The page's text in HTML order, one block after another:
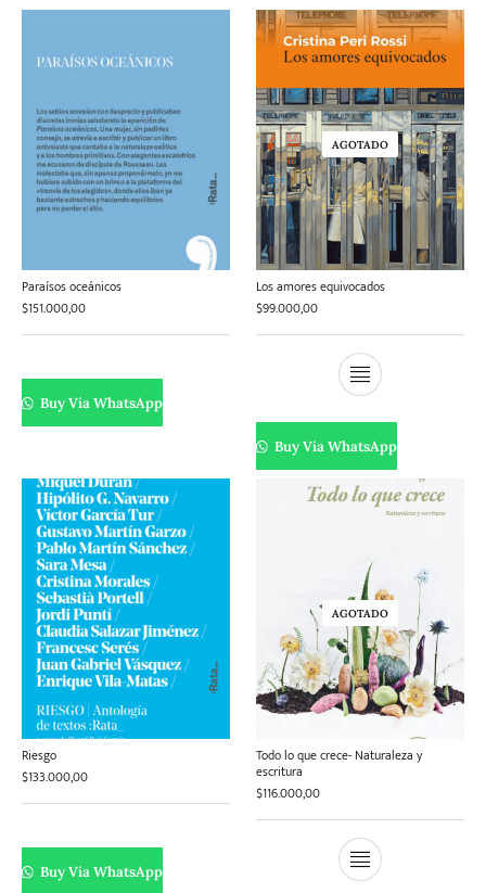
Paraísos oceánicos
$151.000,00
Buy Via WhatsApp
AGOTADO
Los amores equivocados
$99.000,00
Buy Via WhatsApp
Riesgo
$133.000,00
Buy Via WhatsApp
AGOTADO
Todo lo que crece- Naturaleza y
escritura
$116.000,00